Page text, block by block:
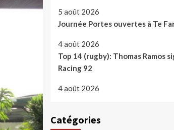
5 août 2026
Journée Portes ouvertes à Te
4 août 2026
Top 14 (rugby): Thomas Ramos
Racing 92
4 août 2026
Catégories